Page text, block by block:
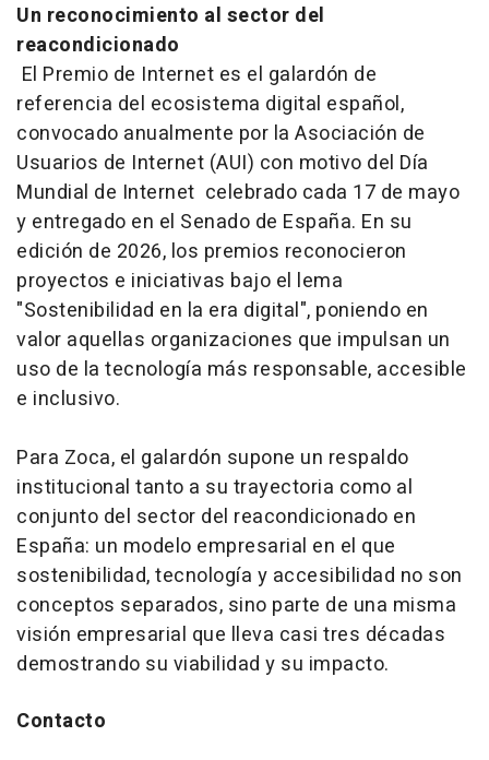
Un reconocimiento al sector del
reacondicionado
El Premio de Internet es el galardón de
referencia del ecosistema digital español,
convocado anualmente por la Asociación de
Usuarios de Internet (AUI) con motivo del Día
Mundial de Internet celebrado cada 17 de mayo
y entregado en el Senado de España. En su
edición de 2026, los premios reconocieron
proyectos e iniciativas bajo el lema
"Sostenibilidad en la era digital", poniendo en
valor aquellas organizaciones que impulsan un
uso de la tecnología más responsable, accesible
e inclusivo.
Para Zoca, el galardón supone un respaldo
institucional tanto a su trayectoria como al
conjunto del sector del reacondicionado en
España: un modelo empresarial en el que
sostenibilidad, tecnología y accesibilidad no son
conceptos separados, sino parte de una misma
visión empresarial que lleva casi tres décadas
demostrando su viabilidad y su impacto.
Contacto